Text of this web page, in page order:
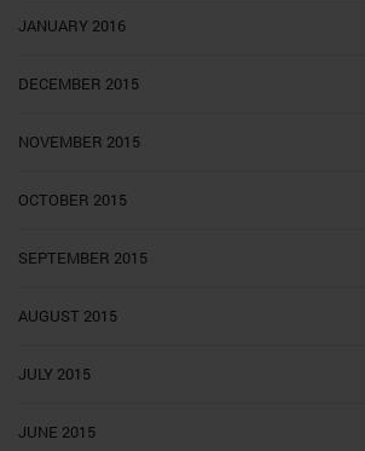
JANUARY 2016
DECEMBER 2015
NOVEMBER 2015
OCTOBER 2015
SEPTEMBER 2015
AUGUST 2015
JULY 2015
JUNE 2015